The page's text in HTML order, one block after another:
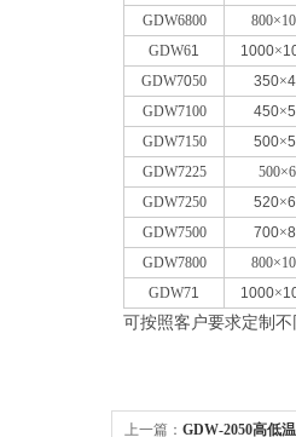
GDW6800
GDW61 1000×
GDW7050 350×
GDW7100
450×
GDW7150
500×
GDW7225
GDW7250
520×
GDW7500
700×
GDW7800
GDW71 1000×
可按照客户要求定制
上一篇： GDW-2050高低